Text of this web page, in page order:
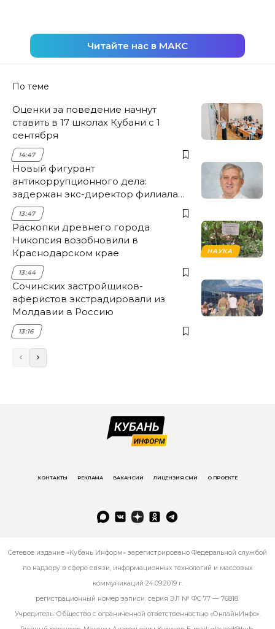
Читайте нас в МАКС
По теме
Оценки за поведение начнут
ставить в 17 школах Кубани с 1
сентября
14:47
Новый фигурант
антикоррупционного дела:
задержан экс-директор филиала
НЭСК Крымска
13:47
НАУКА
Раскопки древнего города
Никопсия возобновили в
Краснодарском крае
13:44
Сочинских застройщиков-
аферистов экстрадировали из
Молдавии в Россию
13:16
КОНТАКТЫ РЕКЛАМА ВАКАНСИИ ЛИЦЕНЗИЯ СМИ О ПРОЕКТЕ
Сетевое издание «Кубань Информ» зарегистрировано Федеральной службой
по надзору в сфере связи, информационных технологий и массовых
коммуникаций 24.09.2019 г.
регистрационный номер записи: серия ЭЛ № ФС 77 — 76818.
Учредитель: Общество с ограниченной ответственностью «ОнлайнИнфо».